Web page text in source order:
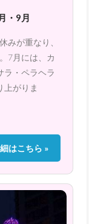
・9月
みが重なり、
7月には、カ
ラ・ペラヘラ
上がりま
はこちら »